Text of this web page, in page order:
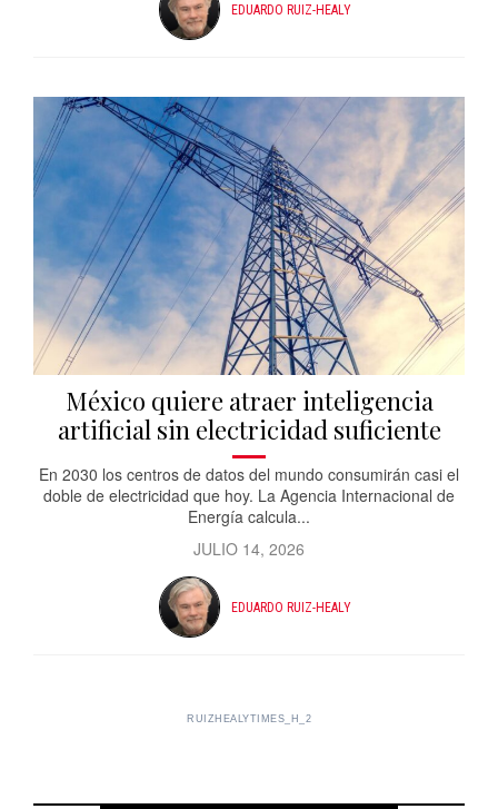
EDUARDO RUIZ-HEALY
México quiere atraer inteligencia
artificial sin electricidad suficiente
En 2030 los centros de datos del mundo consumirán casi el
doble de electricidad que hoy. La Agencia Internacional de
Energía calcula...
JULIO 14, 2026
EDUARDO RUIZ-HEALY
RUIZHEALYTIMES_H_2